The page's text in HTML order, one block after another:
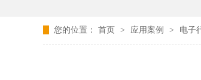
您的位置： 首页 > 应用案例 > 电子